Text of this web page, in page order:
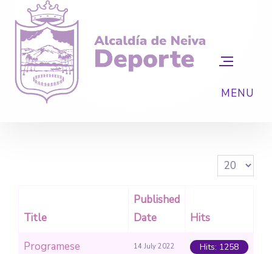
Display #
Title
Published
Date
Hits
Programese
14 July 2022 Hits: 1258